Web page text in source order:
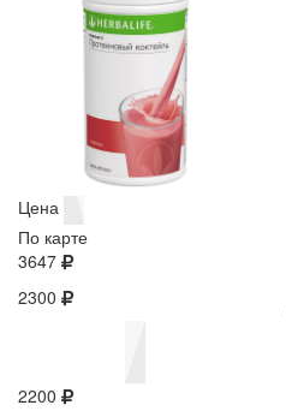
Цена
По карте
3647
2300
2200